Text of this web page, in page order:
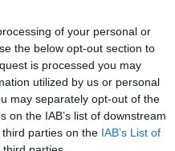
of your personal or
the below opt-out section to
is processed you may
utilized by us or personal
may separately opt-out of the
the IAB’s list of downstream
parties on the IAB’s List of